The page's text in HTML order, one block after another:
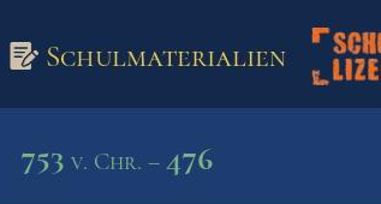
Schulmaterialien
753 v. Chr. – 476